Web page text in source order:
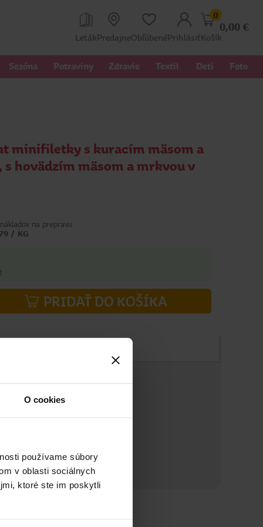
O cookies
používame súbory
v oblasti sociálnych
ktoré ste im poskytli
LetákPredajneObľúbenéPrihlásiť
0
0,00 €
Košík
Sezóna Potraviny Zdravie Textil Deti Foto
minifiletky s kuracím mäsom a
hovädzím mäsom a mrkvou v
na prepravu
/ KG
PRIDAŤ DO KOŠÍKA